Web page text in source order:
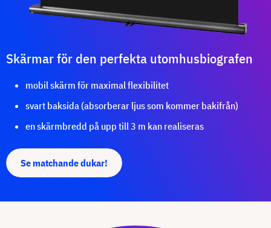
Skärmar för den perfekta utomhusbiografen
mobil skärm för maximal flexibilitet
svart baksida (absorberar ljus som kommer bakifrån)
en skärmbredd på upp till 3 m kan realiseras
Se matchande dukar!